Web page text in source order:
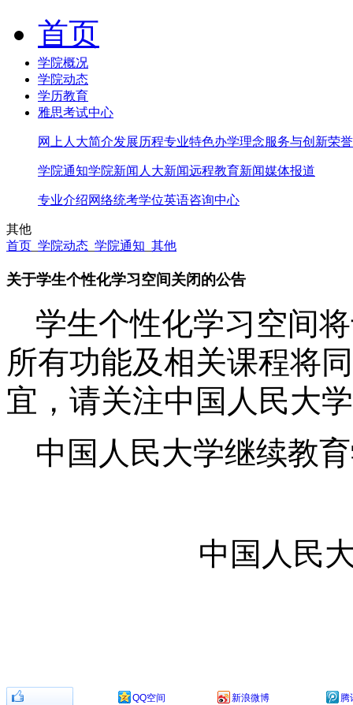
首页
学院概况
学院动态
学历教育
雅思考试中心
网上人大简介发展历程专业特色办学理念服务与创新荣
学院通知学院新闻 人大新闻远程教育新闻媒体报道
专业介绍网络统考学位英语咨询中心
其他
首页 学院动态 学院通知 其他
关于学生个性化学习空间关闭的公告
学生个性化学习空间
所有功能及相关课程将
宜，请关注中国人民大
中国人民大学继续教
中国人民
QQ空间 新浪微博 腾